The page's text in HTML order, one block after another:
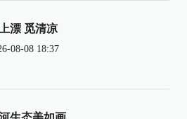
漂 觅清凉
08-08 18:37